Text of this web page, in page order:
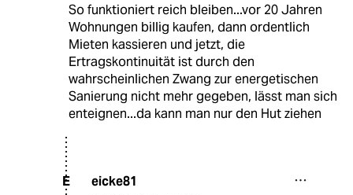
So funktioniert reich bleiben...vor 20 Jahren
Wohnungen billig kaufen, dann ordentlich
Mieten kassieren und jetzt, die
Ertragskontinuität ist durch den
wahrscheinlichen Zwang zur energetischen
Sanierung nicht mehr gegeben, lässt man sich
enteignen...da kann man nur den Hut ziehen
E eicke81